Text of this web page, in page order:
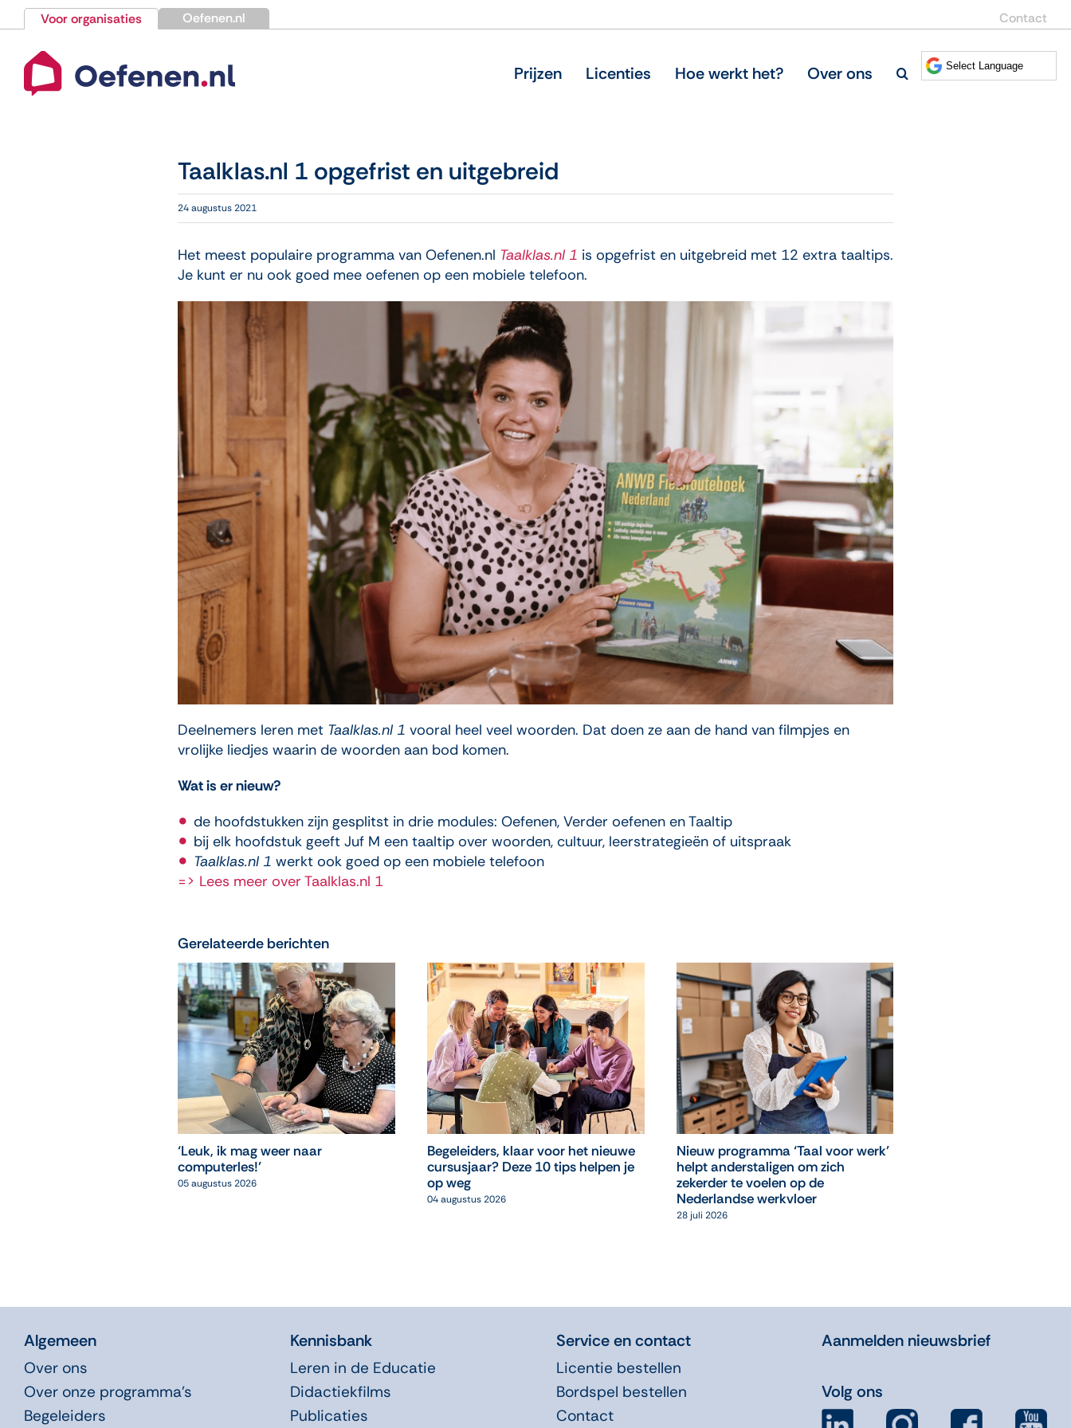
naar
inhoud
Voor organisaties Oefenen.nl Contact
Prijzen Licenties Hoe werkt het? Over ons
Taalklas.nl 1 opgefrist en uitgebreid
24 augustus 2021
Het meest populaire programma van Oefenen.nl Taalklas.nl 1 is opgefrist en uitgebreid met 12 extra taaltips.
Je kunt er nu ook goed mee oefenen op een mobiele telefoon.
Deelnemers leren met Taalklas.nl 1 vooral heel veel woorden. Dat doen ze aan de hand van filmpjes en
vrolijke liedjes waarin de woorden aan bod komen.
Wat is er nieuw?
de hoofdstukken zijn gesplitst in drie modules: Oefenen, Verder oefenen en Taaltip
bij elk hoofdstuk geeft Juf M een taaltip over woorden, cultuur, leerstrategieën of uitspraak
Taalklas.nl 1 werkt ook goed op een mobiele telefoon
=> Lees meer over Taalklas.nl 1
Gerelateerde berichten
‘Leuk, ik mag weer naar
computerles!’
05 augustus 2026
Begeleiders, klaar voor het nieuwe
cursusjaar? Deze 10 tips helpen je
op weg
04 augustus 2026
Nieuw programma ‘Taal voor werk’
helpt anderstaligen om zich
zekerder te voelen op de
Nederlandse werkvloer
28 juli 2026
Algemeen
Over ons
Over onze programma’s
Begeleiders
Kennisbank
Leren in de Educatie
Didactiekfilms
Publicaties
Service en contact
Licentie bestellen
Bordspel bestellen
Contact
Aanmelden nieuwsbrief
Volg ons